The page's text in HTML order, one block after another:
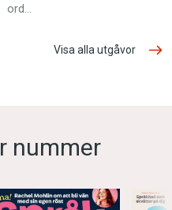
ord…
Visa alla utgåvor
nummer